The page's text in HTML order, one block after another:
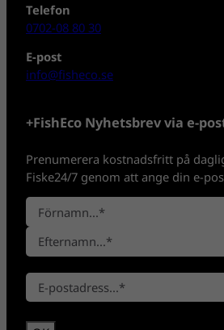
Telefon
0702-08 80 30
E-post
info@fisheco.se
+FishEco Nyhetsbrev via e-
Prenumerera kostnadsfritt på
Fiske24/7 genom att ange din e-
N
a
n
*
F
ö
r
a
m
t
e
E
-